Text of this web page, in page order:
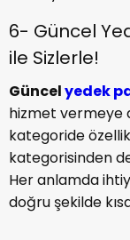
6- Güncel
ile Sizlerle!
Güncelyedek
hizmet vermeye
kategoride
kategorisinden
Her anlamda
doğru şekilde